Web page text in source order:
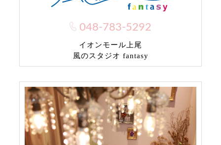
048-783-5292
イオンモール上尾
風のスタジオ fantasy